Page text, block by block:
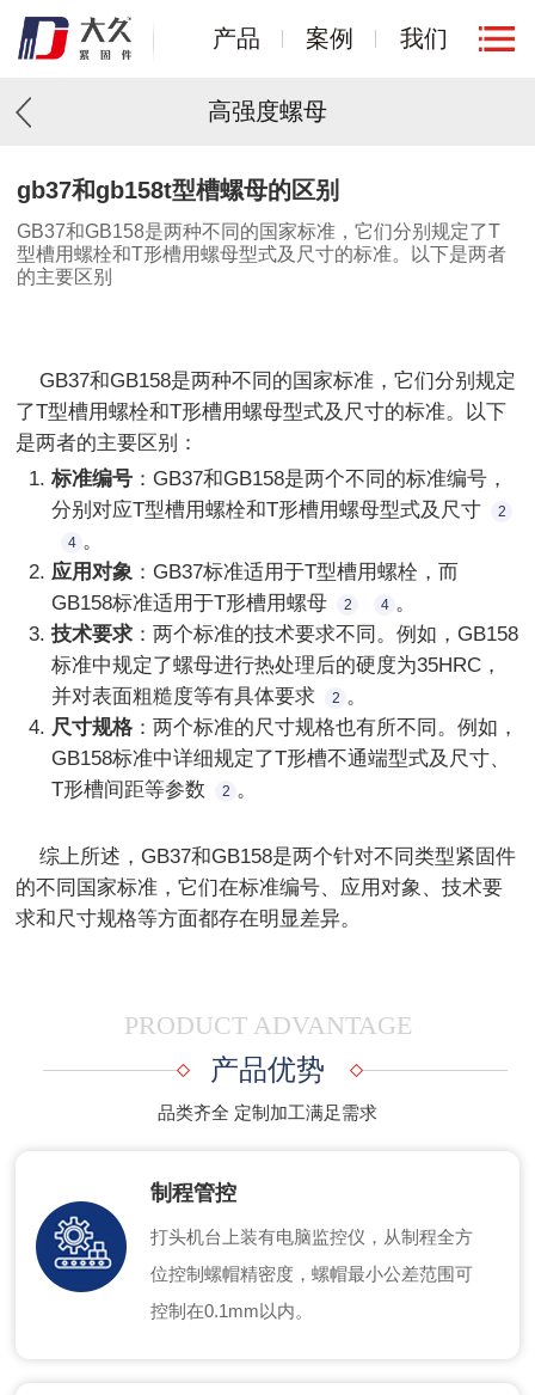
产品 案例 我们
高强度螺母
gb37和gb158t型槽螺母的区别
GB37和GB158是两种不同的国家标准，它们分别规定了T
型槽用螺栓和T形槽用螺母型式及尺寸的标准。以下是两者
的主要区别
了T型槽用螺栓和T形槽用螺母型式及尺寸的标准。以下
标准编号 ：GB37和GB158是两个不同的标准编号，
分别对应T型槽用螺栓和T形槽用螺母型式及尺寸
2
4 。
应用对象 ：GB37标准适用于T型槽用螺栓，而
GB158标准适用于T形槽用螺母
2 4 。
技术要求 ：两个标准的技术要求不同。例如，GB158
标准中规定了螺母进行热处理后的硬度为35HRC，
并对表面粗糙度等有具体要求
2 。
尺寸规格 ：两个标准的尺寸规格也有所不同。例如，
GB158标准中详细规定了T形槽不通端型式及尺寸、
T形槽间距等参数
2 。
    综上所述，GB37和GB158是两个针对不同类型紧固件
的不同国家标准，它们在标准编号、应用对象、技术要
PRODUCT ADVANTAGE
产品优势
品类齐全 定制加工满足需求
制程管控
打头机台上装有电脑监控仪，从制程全方
位控制螺帽精密度，螺帽最小公差范围可
控制在0.1mm以内。